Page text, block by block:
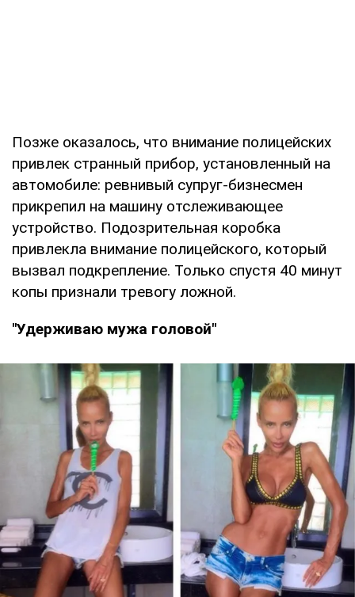
Позже оказалось, что внимание полицейских
привлек странный прибор, установленный на
автомобиле: ревнивый супруг-бизнесмен
прикрепил на машину отслеживающее
устройство. Подозрительная коробка
привлекла внимание полицейского, который
вызвал подкрепление. Только спустя 40 минут
копы признали тревогу ложной.
"Удерживаю мужа головой"